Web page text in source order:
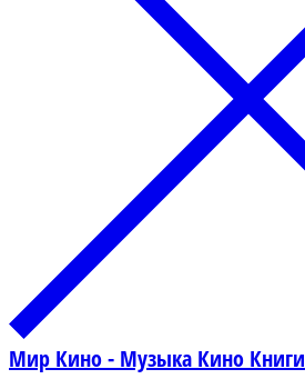
Мир Кино - Музыка Кино Книги